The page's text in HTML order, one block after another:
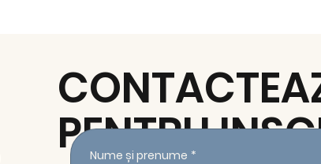
PENTRU
Nume și prenume *